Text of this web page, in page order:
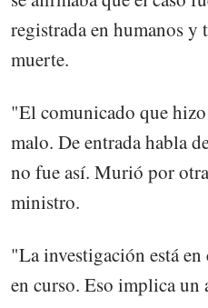
registrada en humanos y
muerte.
"El comunicado que
malo. De entrada habla
no fue así. Murió por
ministro.
"La investigación está
en curso. Eso implica un